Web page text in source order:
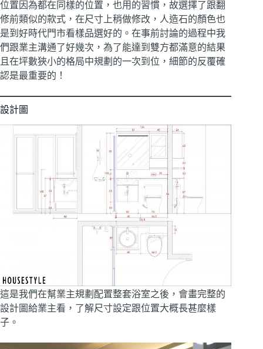
位置因為都在同樣的位置，也用的習慣，故選擇了跟翻
修前類似的款式，在尺寸上稍做修改，人造石的顏色也
是到好時代門市看樣品選好的。在事前討論的過程中我
們跟業主溝通了好幾次，為了能達到雙方都滿意的結果
且在坪數狹小的格局中規劃的一次到位，細節的反覆確
認是最重要的！
設計圖
這是我們在幫業主規劃配置整套浴室之後，會畫完整的
設計圖給業主看，了解尺寸設定跟位置大概長甚麼樣
子。